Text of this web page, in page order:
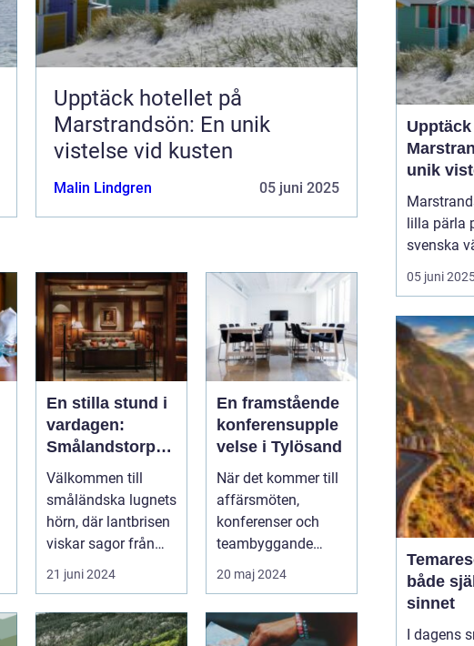
Upptäck hotellet på
Marstrandsön: En unik
vistelse vid kusten
Malin Lindgren 05 juni 2025
En stilla stund i
vardagen:
Smålandstorpet
Lanthotell
Välkommen till
småländska lugnets
hörn, där lantbrisen
viskar sagor från
förr och nutidens
stilla gå...
21 juni 2024
En framstående
konferensupple
velse i Tylösand
När det kommer till
affärsmöten,
konferenser och
teambyggande
reträtter, är...
20 maj 2024
unik
kusten
lilla pärla
svenska
lockar
och
planerar
spelar
05 juni
både
sinnet
I dagens